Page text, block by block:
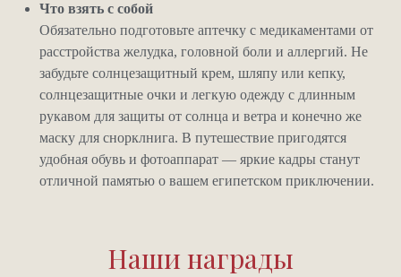
Что взять с собой
Обязательно подготовьте аптечку с медикаментами от
расстройства желудка, головной боли и аллергий. Не
забудьте солнцезащитный крем, шляпу или кепку,
солнцезащитные очки и легкую одежду с длинным
рукавом для защиты от солнца и ветра и конечно же
маску для снорклнига. В путешествие пригодятся
удобная обувь и фотоаппарат — яркие кадры станут
отличной памятью о вашем египетском приключении.
Наши награды